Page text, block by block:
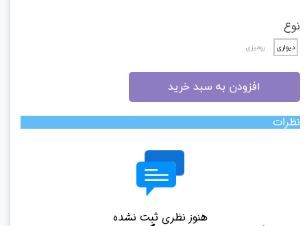
نوع
دیواری رومیزی
افزودن به سبد خرید
نظرات
هنوز نظری ثبت نشده